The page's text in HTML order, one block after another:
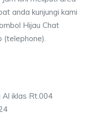
anda kunjungi kami
Hijau Chat
(telephone).
Al iklas Rt.004